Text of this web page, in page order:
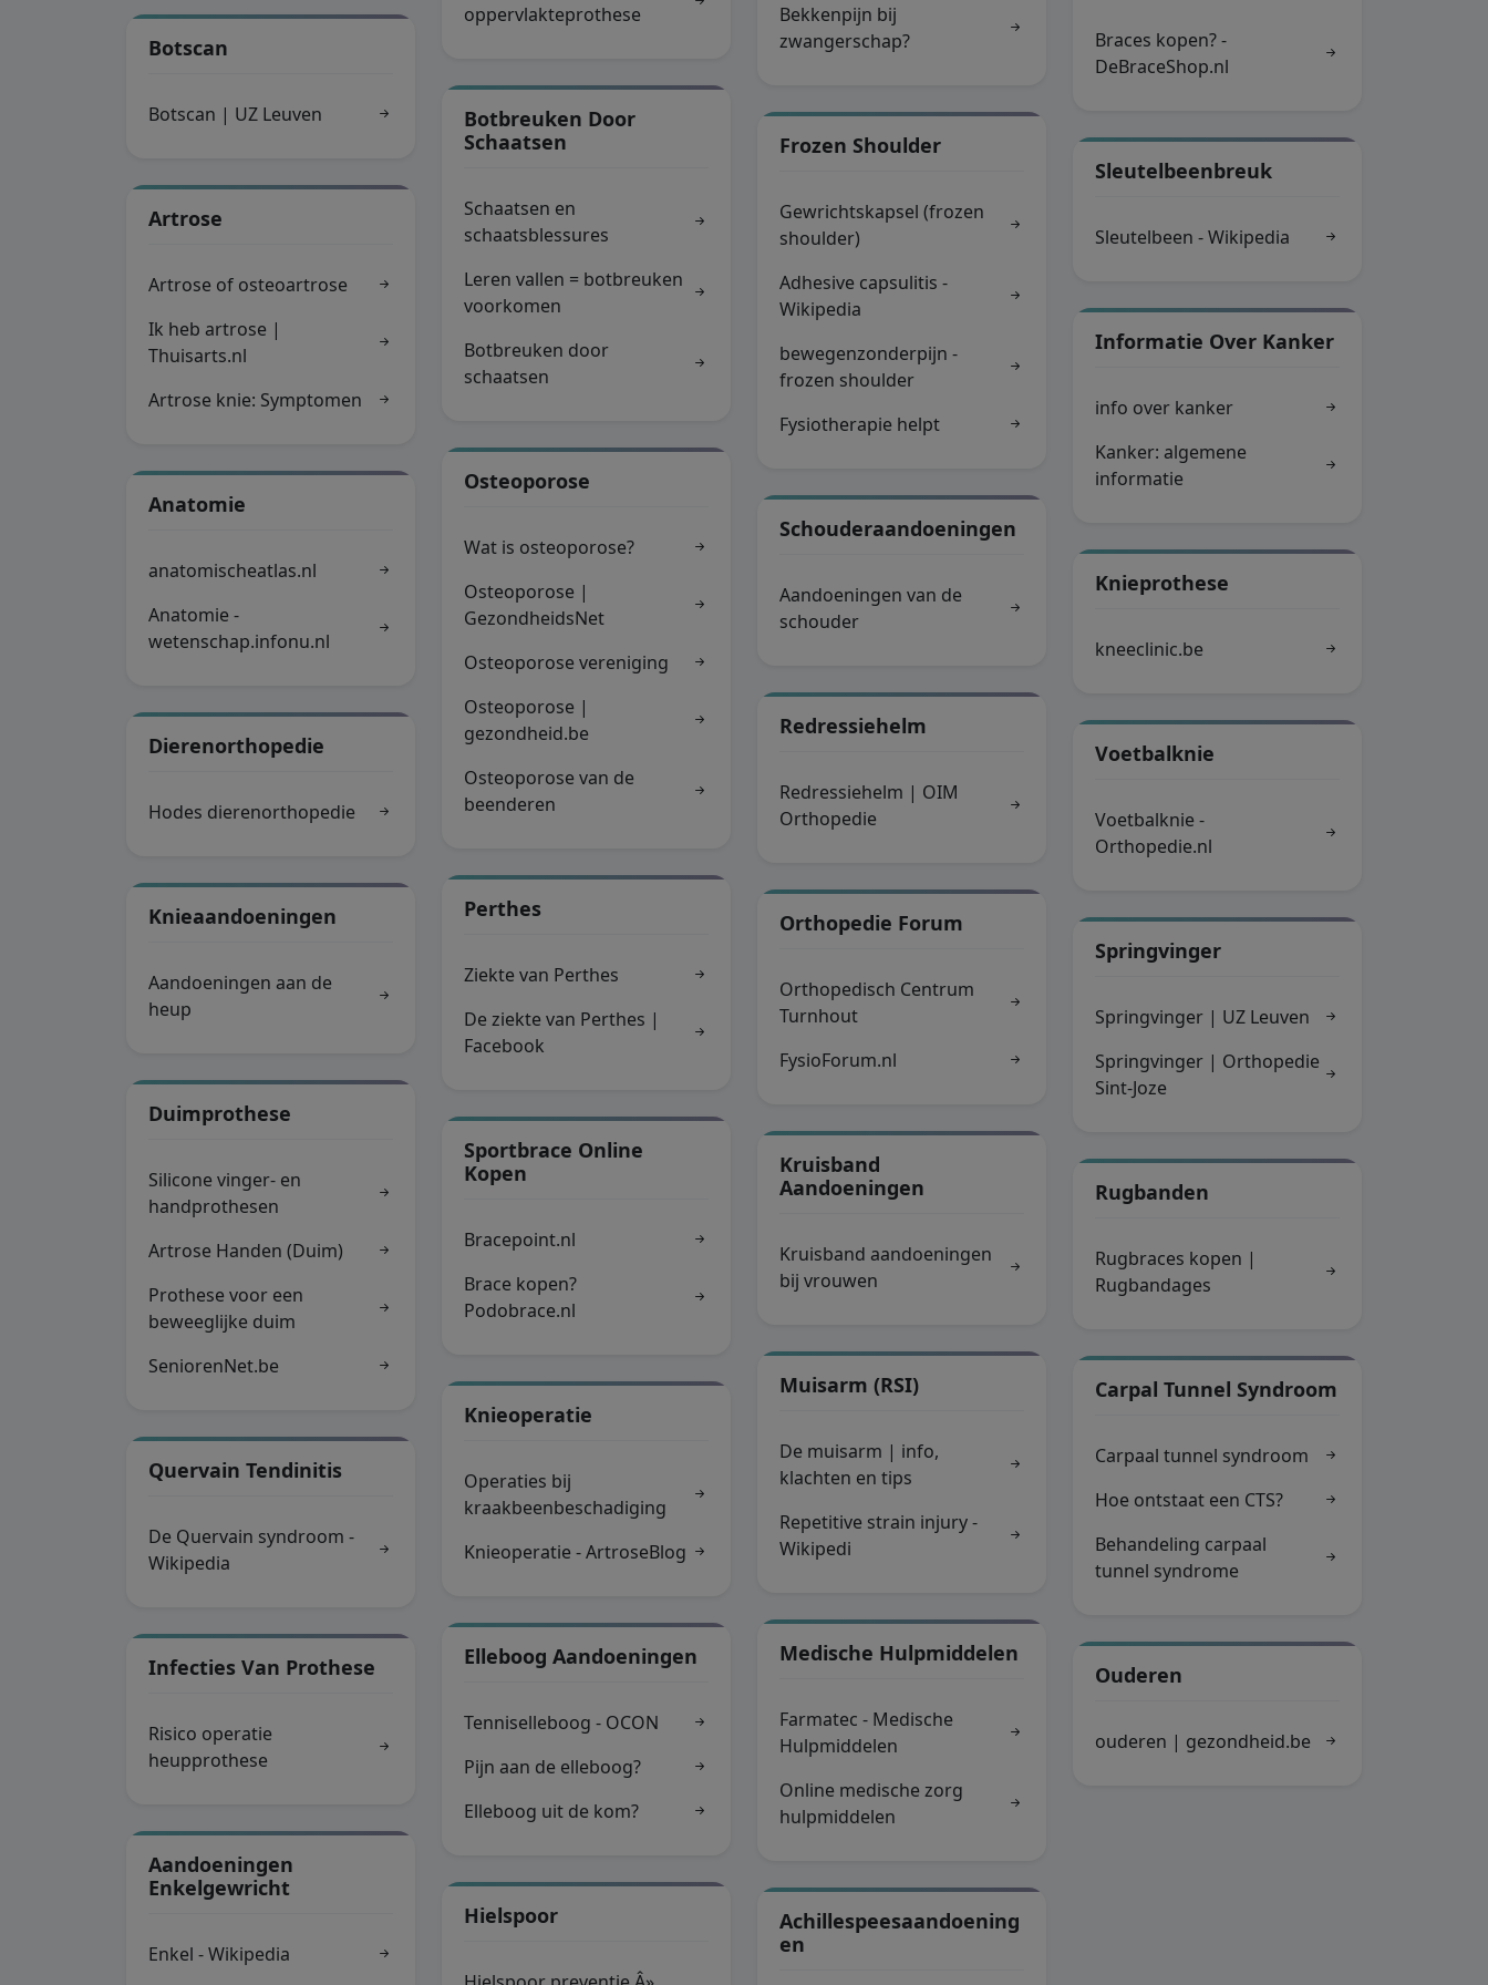
Botscan
Botscan | UZ Leuven
Artrose
Artrose of osteoartrose
Ik heb artrose |
Thuisarts.nl
Artrose knie: Symptomen
Anatomie
anatomischeatlas.nl
Anatomie -
wetenschap.infonu.nl
Dierenorthopedie
Hodes dierenorthopedie
Knieaandoeningen
Aandoeningen aan de
heup
Duimprothese
Silicone vinger- en
handprothesen
Artrose Handen (Duim)
Prothese voor een
beweeglijke duim
SeniorenNet.be
Quervain Tendinitis
De Quervain syndroom -
Wikipedia
Infecties Van Prothese
Risico operatie
heupprothese
Aandoeningen
Enkelgewricht
Enkel - Wikipedia
oppervlakteprothese
Botbreuken Door
Schaatsen
Schaatsen en
schaatsblessures
Leren vallen = botbreuken
voorkomen
Botbreuken door
schaatsen
Osteoporose
Wat is osteoporose?
Osteoporose |
GezondheidsNet
Osteoporose vereniging
Osteoporose |
gezondheid.be
Osteoporose van de
beenderen
Perthes
Ziekte van Perthes
De ziekte van Perthes |
Facebook
Sportbrace Online
Kopen
Bracepoint.nl
Brace kopen?
Podobrace.nl
Knieoperatie
Operaties bij
kraakbeenbeschadiging
Knieoperatie - ArtroseBlog
Elleboog Aandoeningen
Tenniselleboog - OCON
Pijn aan de elleboog?
Elleboog uit de kom?
Hielspoor
Bekkenpijn bij
zwangerschap?
Frozen Shoulder
Gewrichtskapsel (frozen
shoulder)
Adhesive capsulitis -
Wikipedia
bewegenzonderpijn -
frozen shoulder
Fysiotherapie helpt
Schouderaandoeningen
Aandoeningen van de
schouder
Redressiehelm
Redressiehelm | OIM
Orthopedie
Orthopedie Forum
Orthopedisch Centrum
Turnhout
FysioForum.nl
Kruisband
Aandoeningen
Kruisband aandoeningen
bij vrouwen
Muisarm (RSI)
De muisarm | info,
klachten en tips
Repetitive strain injury -
Wikipedi
Medische Hulpmiddelen
Farmatec - Medische
Hulpmiddelen
Online medische zorg
hulpmiddelen
Achillespeesaandoening
En
Braces kopen? -
DeBraceShop.nl
Sleutelbeenbreuk
Sleutelbeen - Wikipedia
Informatie Over Kanker
info over kanker
Kanker: algemene
informatie
Knieprothese
kneeclinic.be
Voetbalknie
Voetbalknie -
Orthopedie.nl
Springvinger
Springvinger | UZ Leuven
Springvinger | Orthopedie
Sint-Joze
Rugbanden
Rugbraces kopen |
Rugbandages
Carpal Tunnel Syndroom
Carpaal tunnel syndroom
Hoe ontstaat een CTS?
Behandeling carpaal
tunnel syndrome
Ouderen
ouderen | gezondheid.be